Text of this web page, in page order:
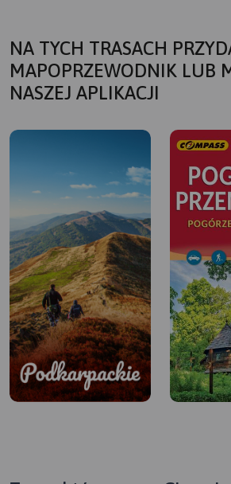
NA TYCH TRASACH
MAPOPRZEWODNIK LUB
NASZEJ APLIKACJI